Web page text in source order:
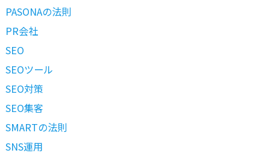
PASONAの法則
PR会社
SEO
SEOツール
SEO対策
SEO集客
SMARTの法則
SNS運用